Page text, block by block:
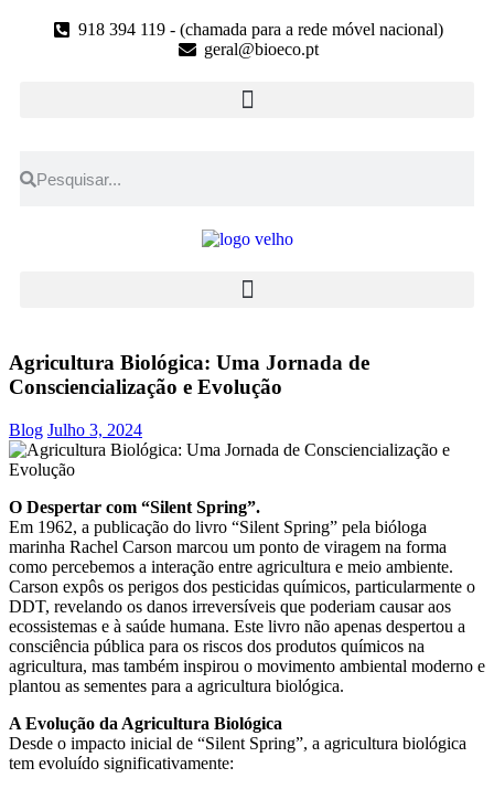
918 394 119 - (chamada para a rede móvel nacional)
geral@bioeco.pt
Agricultura Biológica: Uma Jornada de
Consciencialização e Evolução
Blog Julho 3, 2024
O Despertar com “Silent Spring”.
Em 1962, a publicação do livro “Silent Spring” pela bióloga
marinha Rachel Carson marcou um ponto de viragem na forma
como percebemos a interação entre agricultura e meio ambiente.
Carson expôs os perigos dos pesticidas químicos, particularmente o
DDT, revelando os danos irreversíveis que poderiam causar aos
ecossistemas e à saúde humana. Este livro não apenas despertou a
consciência pública para os riscos dos produtos químicos na
agricultura, mas também inspirou o movimento ambiental moderno e
plantou as sementes para a agricultura biológica.
A Evolução da Agricultura Biológica
Desde o impacto inicial de “Silent Spring”, a agricultura biológica
tem evoluído significativamente: